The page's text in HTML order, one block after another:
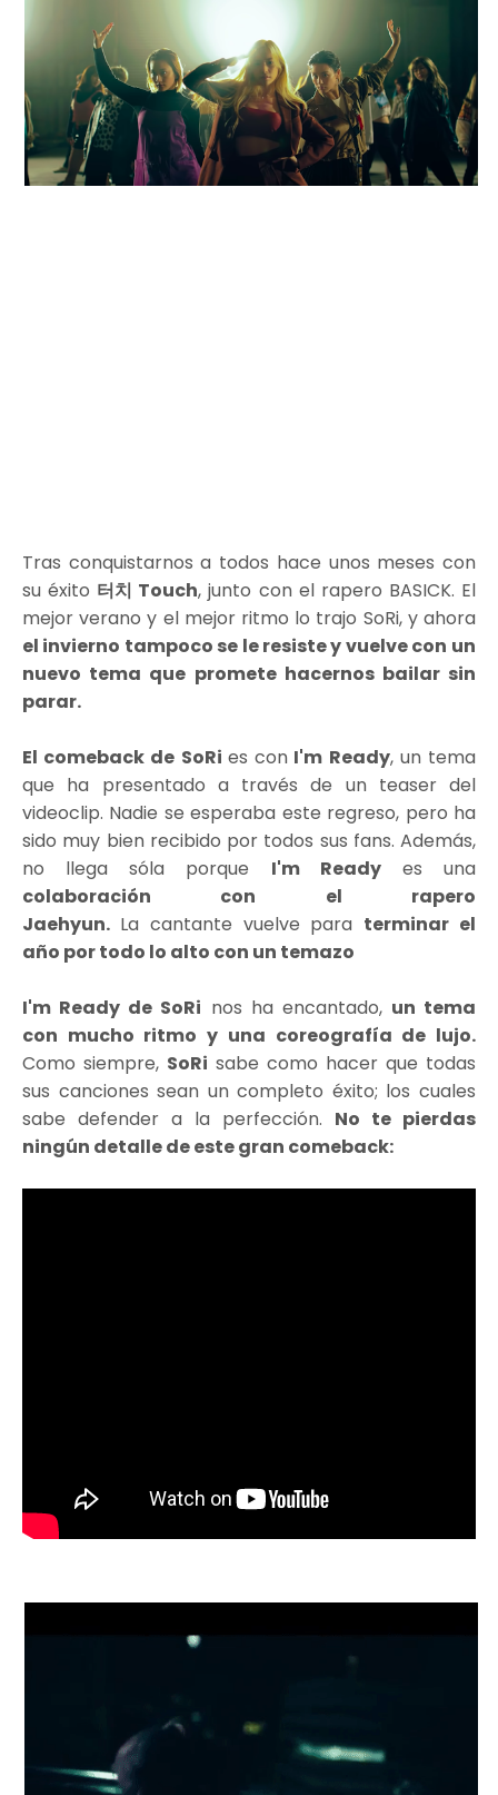
Tras conquistarnos a todos hace unos meses con
su éxito 터치 Touch, junto con el rapero BASICK. El
mejor verano y el mejor ritmo lo trajo SoRi, y ahora
el invierno tampoco se le resiste y vuelve con un
nuevo tema que promete hacernos bailar sin
parar.
El comeback de SoRi es con I'm Ready, un tema
que ha presentado a través de un teaser del
videoclip. Nadie se esperaba este regreso, pero ha
sido muy bien recibido por todos sus fans. Además,
no llega sóla porque I'm Readyes una
colaboración con el rapero
Jaehyun. La cantante vuelve para terminar el
año por todo lo alto con un temazo
I'm Ready de SoRi nos ha encantado, un tema
con mucho ritmo y una coreografía de lujo.
Como siempre, SoRi sabe como hacer que todas
sus canciones sean un completo éxito; los cuales
sabe defender a la perfección. No te pierdas
ningún detalle de este gran comeback: